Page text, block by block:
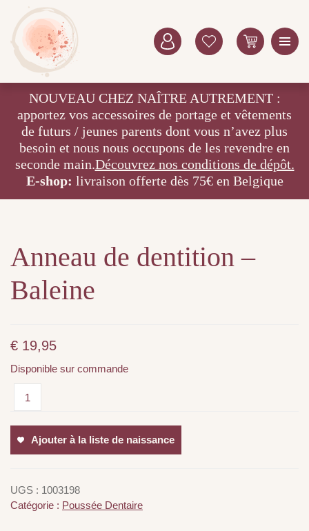
NOUVEAU CHEZ NAÎTRE AUTREMENT :
apportez vos accessoires de portage et vêtements
de futurs / jeunes parents dont vous n’avez plus
besoin et nous nous occupons de les revendre en
seconde main.Découvrez nos conditions de dépôt.
E-shop: livraison offerte dès 75€ en Belgique
Anneau de dentition –
Baleine
€ 19,95
Ajouter à la liste de naissance
Disponible sur commande
UGS : 1003198
Catégorie : Poussée Dentaire